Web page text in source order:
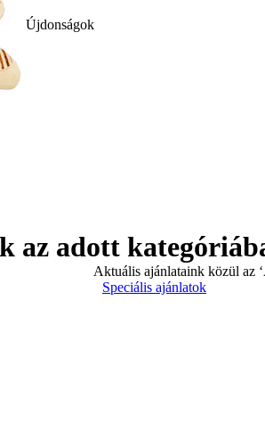
Újdonságok
az adott
Aktuális ajánlataink közül az
Speciális ajánlatok